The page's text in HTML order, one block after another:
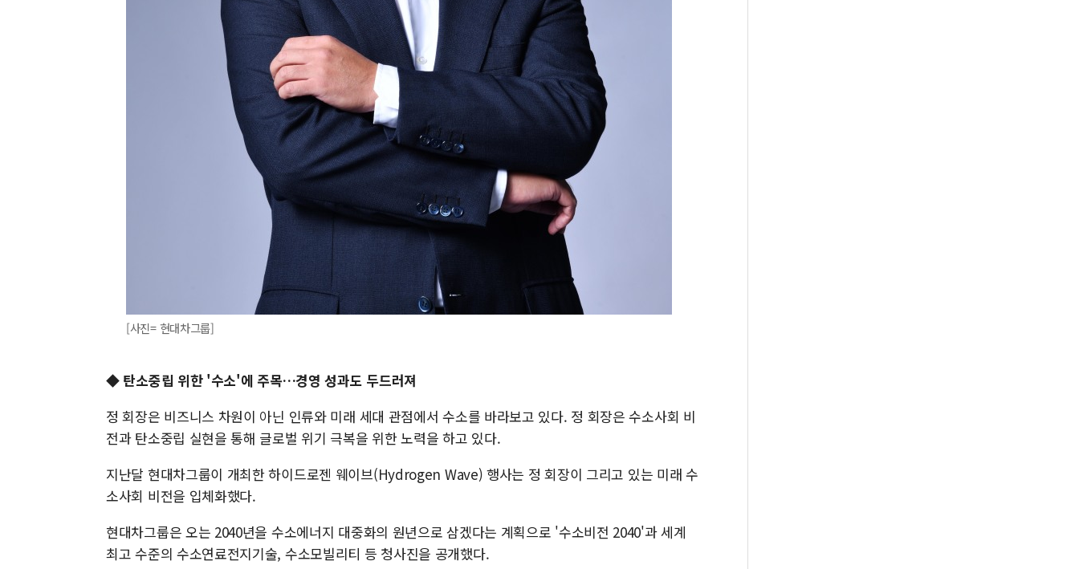
[사진= 현대차그룹]
◆ 탄소중립 위한 '수소'에 주목…경영 성과도 두드러져
정 회장은 비즈니스 차원이 아닌 인류와 미래 세대 관점에서 수소를 바라보고 있다. 정 회장은 수소사회 비
전과 탄소중립 실현을 통해 글로벌 위기 극복을 위한 노력을 하고 있다.
지난달 현대차그룹이 개최한 하이드로젠 웨이브(Hydrogen Wave) 행사는 정 회장이 그리고 있는 미래 수
소사회 비전을 입체화했다.
현대차그룹은 오는 2040년을 수소에너지 대중화의 원년으로 삼겠다는 계획으로 '수소비전 2040'과 세계
최고 수준의 수소연료전지기술, 수소모빌리티 등 청사진을 공개했다.